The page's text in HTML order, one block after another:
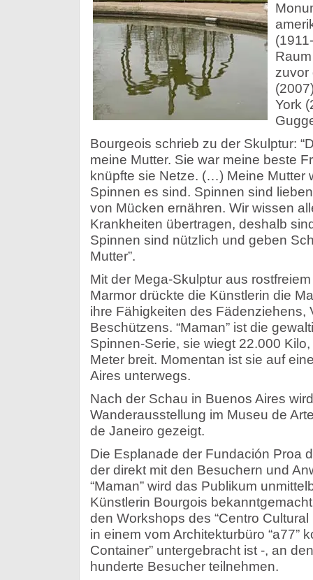
zuvor
York
Bourgeois schrieb zu der Skulptur:
meine Mutter. Sie war meine beste
knüpfte sie Netze. (…) Meine Mutter
Spinnen es sind. Spinnen sind
von Mücken ernähren. Wir wissen
Krankheiten übertragen, deshalb
Spinnen sind nützlich und geben
Mutter”.
Mit der Mega-Skulptur aus
Marmor drückte die Künstlerin die
ihre Fähigkeiten des Fädenziehens,
Beschützens. “Maman” ist die
Spinnen-Serie, sie wiegt 22.000
Meter breit. Momentan ist sie auf
Aires unterwegs.
Nach der Schau in Buenos Aires
Wanderausstellung im Museu de
de Janeiro gezeigt.
Die Esplanade der Fundación Proa
der direkt mit den Besuchern und
“Maman” wird das Publikum
Künstlerin Bourgois
den Workshops des “Centro
in einem vom Architekturbüro “a77”
Container” untergebracht ist -, an
hunderte Besucher teilnehmen.